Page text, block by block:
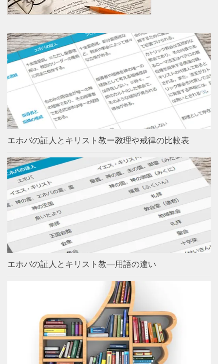
エホバの証人とキリスト教ー教理や戒律の比較表
エホバの証人とキリスト教―用語の違い